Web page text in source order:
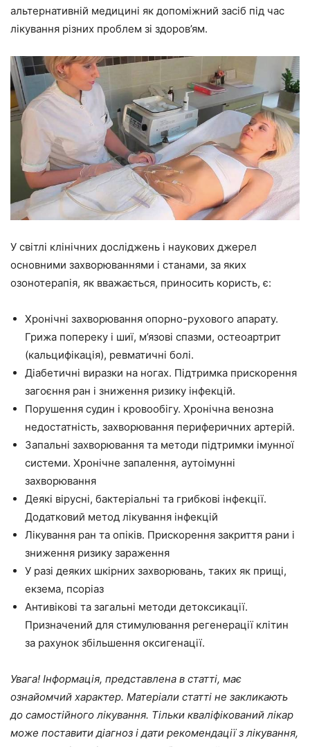
альтернативній медицині як допоміжний засіб під час
лікування різних проблем зі здоров’ям.
У світлі клінічних досліджень і наукових джерел
основними захворюваннями і станами, за яких
озонотерапія, як вважається, приносить користь, є:
Хронічні захворювання опорно-рухового апарату.
Грижа попереку і шиї, м’язові спазми, остеоартрит
(кальцифікація), ревматичні болі.
Діабетичні виразки на ногах. Підтримка прискорення
загоєння ран і зниження ризику інфекцій.
Порушення судин і кровообігу. Хронічна венозна
недостатність, захворювання периферичних артерій.
Запальні захворювання та методи підтримки імунної
системи. Хронічне запалення, аутоімунні
захворювання
Деякі вірусні, бактеріальні та грибкові інфекції.
Додатковий метод лікування інфекцій
Лікування ран та опіків. Прискорення закриття рани і
зниження ризику зараження
У разі деяких шкірних захворювань, таких як прищі,
екзема, псоріаз
Антивікові та загальні методи детоксикації.
Призначений для стимулювання регенерації клітин
за рахунок збільшення оксигенації.
Увага! Інформація, представлена в статті, має
ознайомчий характер. Матеріали статті не закликають
до самостійного лікування. Тільки кваліфікований лікар
може поставити діагноз і дати рекомендації з лікування,